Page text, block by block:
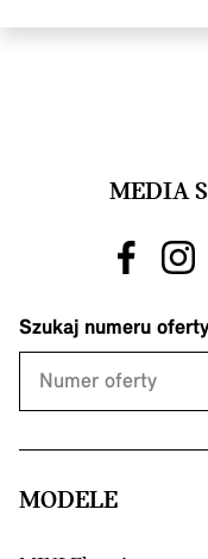
MEDIA
Szukaj numeru
MODELE